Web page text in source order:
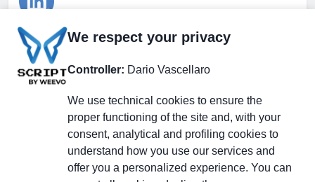
Gruppo Linkedin
Pagina Facebook
X.com
We respect your privacy
Controller: Dario Vascellaro
We use technical cookies to ensure the
proper functioning of the site and, with your
consent, analytical and profiling cookies to
understand how you use our services and
offer you a personalized experience. You can